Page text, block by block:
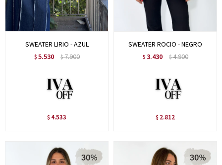
SWEATER LIRIO - AZUL
$ 5.530 $7.900
$ 4.533
SWEATER ROCIO - NEGRO
$ 3.430 $4.900
$ 2.812